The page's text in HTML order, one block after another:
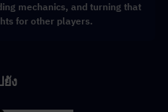
mechanics, and turning that
for other players.
ง